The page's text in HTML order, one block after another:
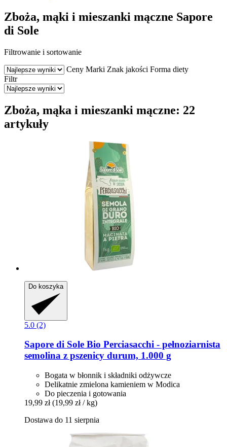
Zboża, mąki i mieszanki mączne Sapore
di Sole
Filtrowanie i sortowanie
Ceny Marki Znak jakości Forma diety
Filtr
Zboża, mąka i mieszanki mączne: 22
artykuły
Do koszyka
5.0 (2)
Sapore di Sole Bio Perciasacchi -​ pełnoziarnista
semolina z pszenicy durum, 1.000 g
Bogata w błonnik i składniki odżywcze
Delikatnie zmielona kamieniem w Modica
Do pieczenia i gotowania
19,99 zł (19,99 zł / kg)
Dostawa do 11 sierpnia